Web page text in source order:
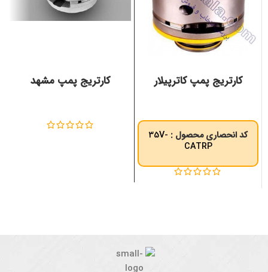
کارتریج پمپ کاترپیلار
کد انحصاری محصول : 35V-
CATRP
کارتریج پمپ مشهد